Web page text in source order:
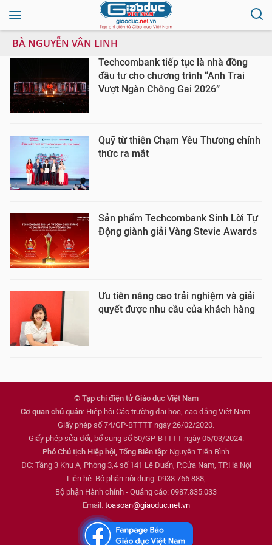
BÀ NGUYỄN VÂN LINH
Techcombank tiếp tục là nhà đồng
đầu tư cho chương trình “Anh Trai
Vượt Ngàn Chông Gai 2026”
Quỹ từ thiện Chạm Yêu Thương chính
thức ra mắt
Sản phẩm Techcombank Sinh Lời Tự
Động giành giải Vàng Stevie Awards
Ưu tiên nâng cao trải nghiệm và giải
quyết được nhu cầu của khách hàng
© Tạp chí điện tử Giáo dục Việt Nam
Cơ quan chủ quản: Hiệp hội Các trường đại học, cao đẳng Việt Nam.
Giấy phép số 74/GP-BTTTT ngày 26/02/2020.
Giấy phép sửa đổi, bổ sung số 50/GP-BTTTT ngày 05/03/2024.
Phó Chủ tịch Hiệp hội, Tổng Biên tập: Nguyễn Tiến Bình
ĐC: Tầng 3 Khu A, Phòng 3,4 số 141 Lê Duẩn, P.Cửa Nam, TP.Hà Nội
Liên hệ: Bộ phận nội dung: 0938.766.888;
Bộ phận Hành chính - Quảng cáo: 0987.835.033
Email: toasoan@giaoduc.net.vn